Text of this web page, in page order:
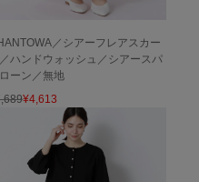
／シアーフレアスカー
／ハンドウォッシュ／シアースパ
ーン／無地
¥4,613